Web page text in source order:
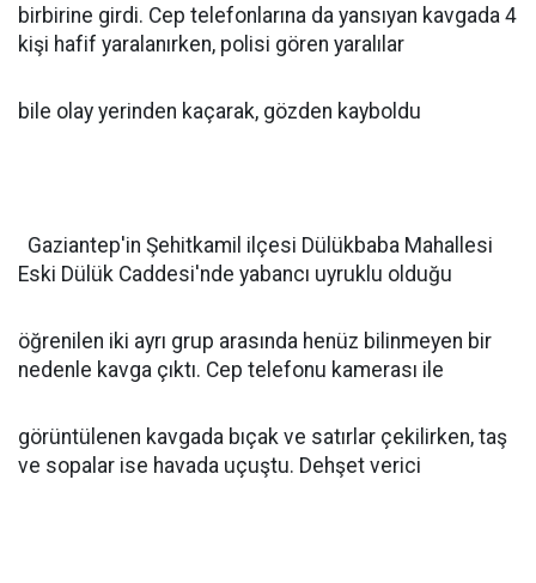
birbirine girdi. Cep telefonlarına da yansıyan kavgada 4
kişi hafif yaralanırken, polisi gören yaralılar
bile olay yerinden kaçarak, gözden kayboldu
Gaziantep'in Şehitkamil ilçesi Dülükbaba Mahallesi
Eski Dülük Caddesi'nde yabancı uyruklu olduğu
öğrenilen iki ayrı grup arasında henüz bilinmeyen bir
nedenle kavga çıktı. Cep telefonu kamerası ile
görüntülenen kavgada bıçak ve satırlar çekilirken, taş
ve sopalar ise havada uçuştu. Dehşet verici